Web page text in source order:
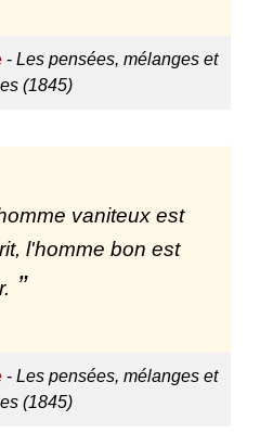
-Les pensées, mélanges et
(1845)
vaniteux est
l'homme bon est
-Les pensées, mélanges et
(1845)